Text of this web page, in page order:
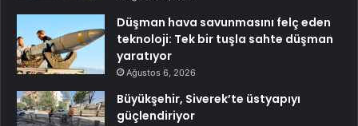
Düşman hava savunmasını felç eden
teknoloji: Tek bir tuşla sahte düşman
yaratıyor
Ağustos 6, 2026
Büyükşehir, Siverek’te üstyapıyı
güçlendiriyor